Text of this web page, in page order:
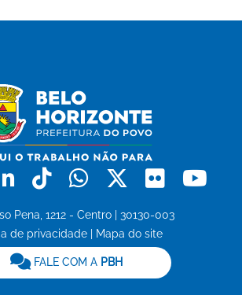
LinkedinTiktokWhatsapp
X Flickr
Pena, 1212 - Centro | 30130-003
de privacidade
Mapa do site
FALE COM A PBH